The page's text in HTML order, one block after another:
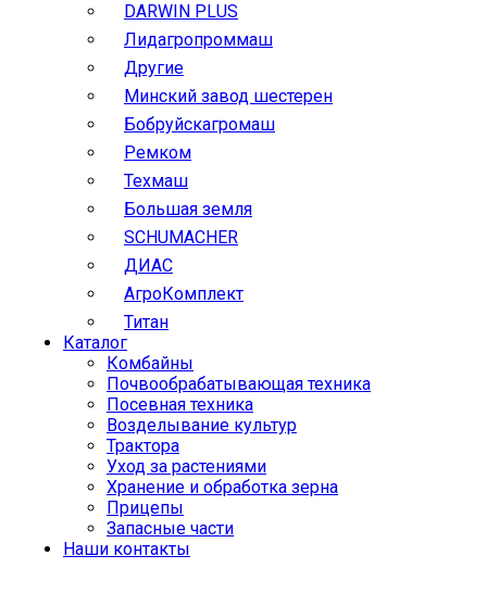
DARWIN PLUS
Лидагропроммаш
Другие
Минский завод шестерен
Бобруйскагромаш
Ремком
Техмаш
Большая земля
SCHUMACHER
ДИАС
АгроКомплект
Титан
Каталог
Комбайны
Почвообрабатывающая техника
Посевная техника
Возделывание культур
Трактора
Уход за растениями
Хранение и обработка зерна
Прицепы
Запасные части
Наши контакты